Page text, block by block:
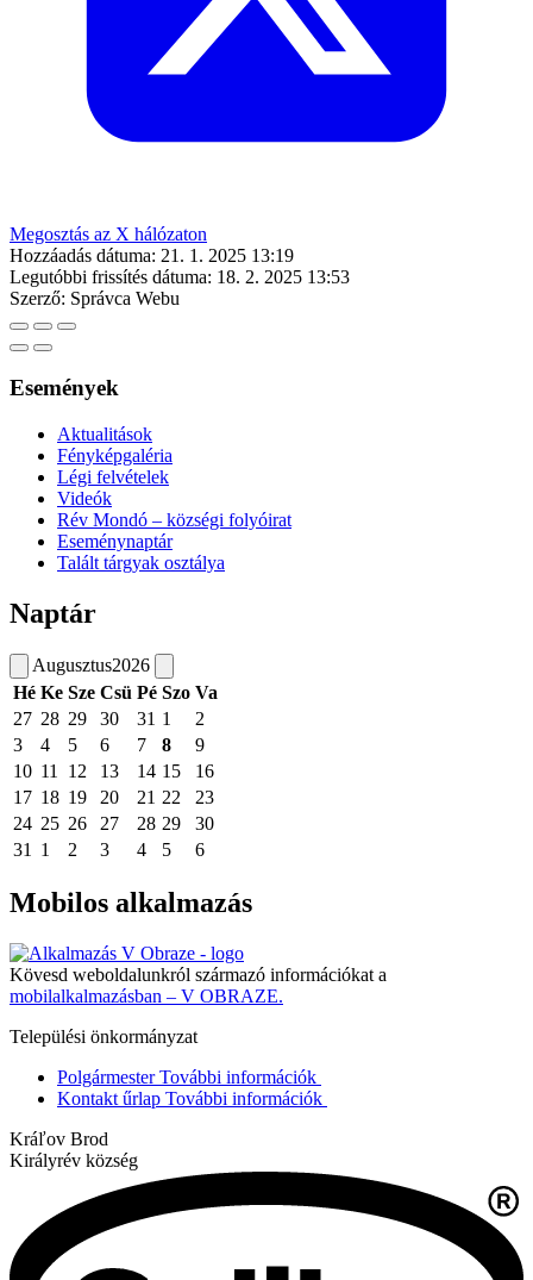
Megosztás az X hálózaton
Hozzáadás dátuma: 21. 1. 2025 13:19
Legutóbbi frissítés dátuma: 18. 2. 2025 13:53
Szerző: Správca Webu
Események
Aktualitások
Fényképgaléria
Légi felvételek
Videók
Rév Mondó – községi folyóirat
Eseménynaptár
Talált tárgyak osztálya
Naptár
Augusztus2026
Hé Ke Sze Csü Pé Szo Va
27 28 29 30 31 1
2
3
4 5 6 7 8
9
10 11 12 13 14 15
16
17 18 19 20 21 22
23
24 25 26 27 28 29
30
31
1 2 3 4 5 6
Mobilos alkalmazás
Kövesd weboldalunkról származó információkat a
mobilalkalmazásban – V OBRAZE.
Települési önkormányzat
Polgármester További információk
Kontakt űrlap További információk
Kráľov Brod
Királyrév község